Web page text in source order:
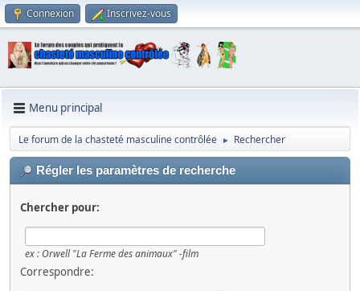
Connexion Inscrivez-vous
Menu principal
Le forum de la chasteté masculine contrôlée ► Rechercher
Régler les paramètres de recherche
Chercher pour:
ex : Orwell "La Ferme des animaux" -film
Correspondre: